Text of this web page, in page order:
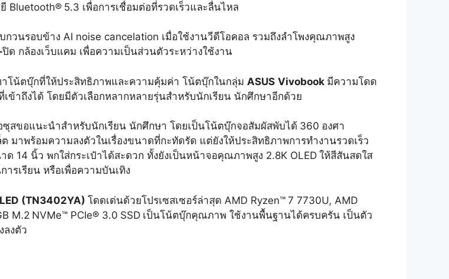
Bluetooth® 5.3 เพื่อการเชื่อมต่อที่รวดเร็วและลื่นไหล
กวนรอบข้าง AI noise cancelation เมื่อใช้งานวีดีโอคอล รวมถึงลำโพงคุณภาพสูง
ปิด กล้องเว็บแคม เพื่อความเป็นส่วนตัวระหว่างใช้งาน
โน้ตบุ๊กที่ให้ประสิทธิภาพและความคุ้มค่า โน้ตบุ๊กในกลุ่ม ASUS Vivobook มีความโดด
ข้าถึงได้ โดยมีตัวเลือกหลากหลายรุ่นสำหรับนักเรียน นักศึกษาอีกด้วย
ซุสขอแนะนำสำหรับนักเรียน นักศึกษา โดยเป็นโน้ตบุ๊กจอสัมผัสพับได้ 360 องศา
มาพร้อมความลงตัวในเรื่องขนาดที่กะทัดรัด แต่ยังให้ประสิทธิภาพการทำงานรวดเร็ว
14 นิ้ว พกใส่กระเป๋าได้สะดวก ทั้งยังเป็นหน้าจอคุณภาพสูง 2.8K OLED ให้สีสันสดใส
รเรียน หรือเพื่อความบันเทิง
(TN3402YA) โดดเด่นด้วยโปรเซสเซอร์ล่าสุด AMD Ryzen™ 7 7730U, AMD
M.2 NVMe™ PCIe® 3.0 SSD เป็นโน้ตบุ๊กคุณภาพ ใช้งานพื้นฐานได้ครบครัน เป็นตัว
ลงตัว